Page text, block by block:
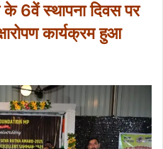
6वें स्थापना दिवस पर
कार्यक्रम हुआ